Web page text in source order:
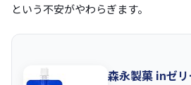
という不安がやわらぎます。
森永製菓 inゼ